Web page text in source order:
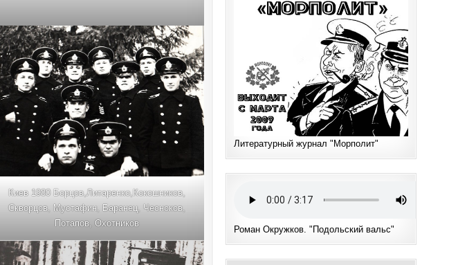
Киев 1980 Борцов,Литаренко,Кокошников,
Скворцов, Мустафин, Баранец, Чесноков,
Потапов, Охотников
Литературный журнал "Морполит"
Роман Окружков. "Подольский вальс"